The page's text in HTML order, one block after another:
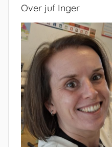
Over juf Inger